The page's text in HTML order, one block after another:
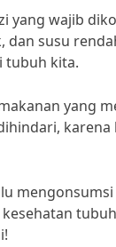
yang wajib
susu
tubuh kita.
yang